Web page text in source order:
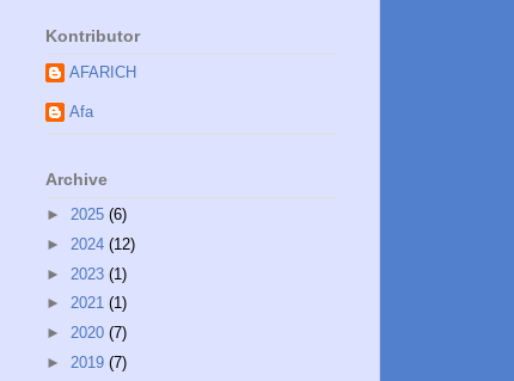
Kontributor
AFARICH
Afa
Archive
► 2025 (6)
► 2024 (12)
► 2023 (1)
► 2021 (1)
► 2020 (7)
► 2019 (7)